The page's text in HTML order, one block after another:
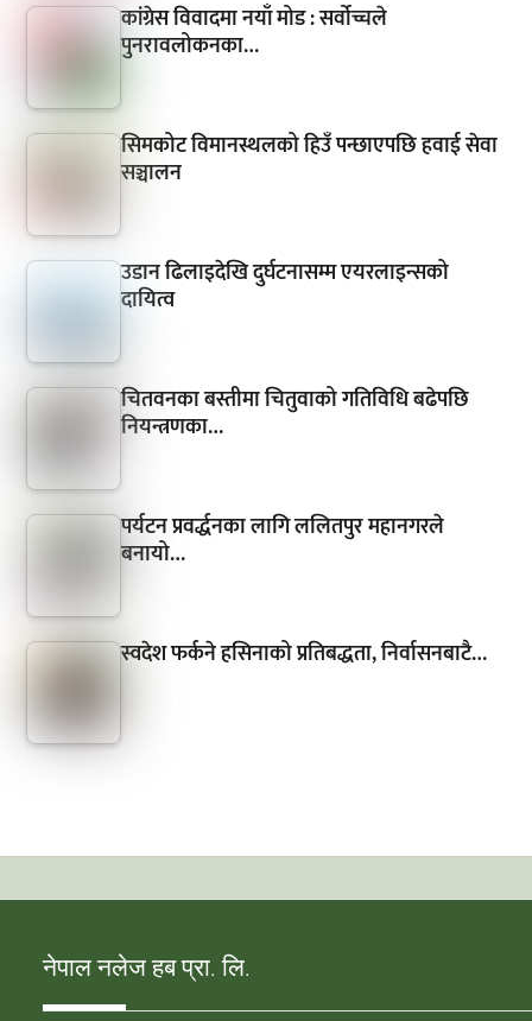
कांग्रेस विवादमा नयाँ मोड : सर्वोच्चले
पुनरावलोकनका…
सिमकोट विमानस्थलको हिउँ पन्छाएपछि हवाई सेवा
सञ्चालन
उडान ढिलाइदेखि दुर्घटनासम्म एयरलाइन्सको
दायित्व
चितवनका बस्तीमा चितुवाको गतिविधि बढेपछि
नियन्त्रणका…
पर्यटन प्रवर्द्धनका लागि ललितपुर महानगरले
बनायो…
स्वदेश फर्कने हसिनाको प्रतिबद्धता, निर्वासनबाटै…
नेपाल नलेज हब प्रा. लि.